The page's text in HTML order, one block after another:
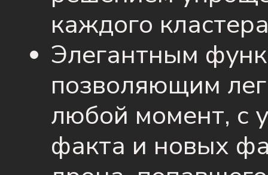
каждого
Элегантным
позволяющим
любой момент, с
факта и новых